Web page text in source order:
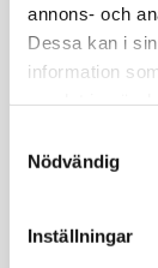
annons- och
Dessa kan i
information
Nödvändig
Inställningar